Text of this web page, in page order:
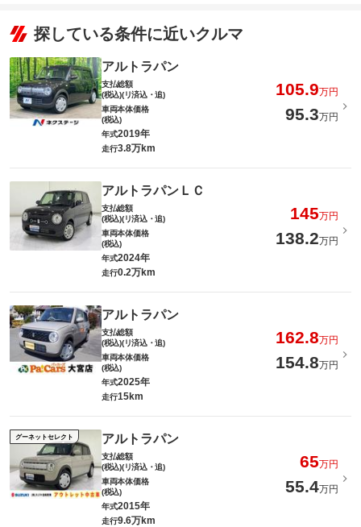
探している条件に近いクルマ
アルトラパン
支払総額
(税込)(リ済込・追)
105.9万円
車両本体価格
(税込)
95.3万円
年式2019年
走行3.8万km
アルトラパンＬＣ
支払総額
(税込)(リ済込・追)
145万円
車両本体価格
(税込)
138.2万円
年式2024年
走行0.2万km
アルトラパン
支払総額
(税込)(リ済込・追)
162.8万円
車両本体価格
(税込)
154.8万円
年式2025年
走行15km
グーネットセレクト アルトラパン
支払総額
(税込)(リ済込・追)
65万円
車両本体価格
(税込)
55.4万円
年式2015年
走行9.6万km